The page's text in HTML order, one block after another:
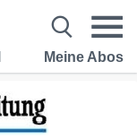
Meine Abos